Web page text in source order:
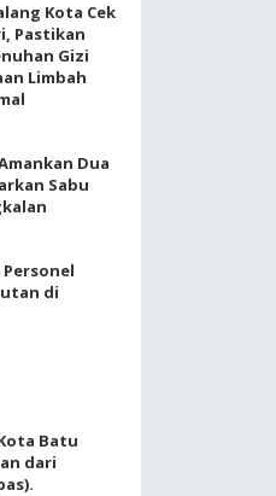
Kota Cek
Pastikan
Gizi
Limbah
Dua
Sabu
di
Batu
dari